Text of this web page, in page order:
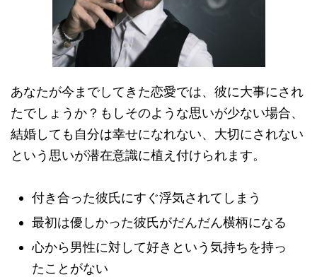
あなたが今までしてきた恋愛では、彼に大事にされ
たでしょうか？もしそのような思いが少ない場合、
結婚しても自分は幸せになれない、大切にされない
という思いが潜在意識に植え付けられます。
付き合った彼氏にすぐ浮気されてしまう
最初は優しかった彼氏がだんだん横柄になる
心から男性に対して好きという気持ちを持っ
たことがない